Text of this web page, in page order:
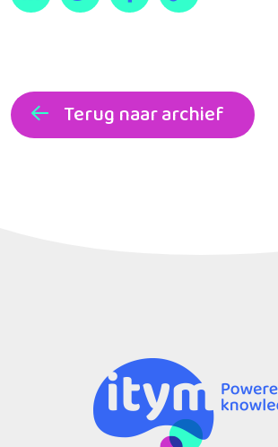
Terug naar archief